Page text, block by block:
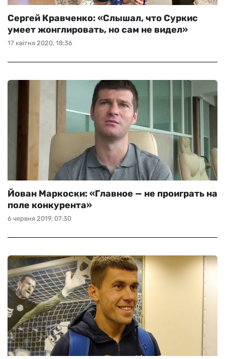
17 квітня 2020, 18:36
Сергей Кравченко: «Слышал, что Суркис
умеет жонглировать, но сам не видел»
6 червня 2019, 07:30
Йован Маркоски: «Главное — не проиграть на
поле конкурента»